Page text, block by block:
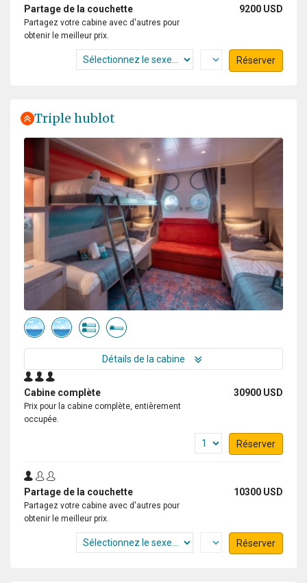
Partage de la couchette 9200 USD
Partagez votre cabine avec d'autres pour
obtenir le meilleur prix.
Réserver
Triple hublot
Détails de la cabine
Cabine complète 30900 USD
Prix pour la cabine complète, entièrement
occupée.
Réserver
Partage de la couchette 10300 USD
Partagez votre cabine avec d'autres pour
obtenir le meilleur prix.
Réserver